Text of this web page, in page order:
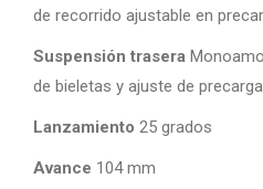
de recorrido ajustable en
Suspensión trasera
de bieletas y ajuste de
Lanzamiento 25 grados
Avance 104 mm